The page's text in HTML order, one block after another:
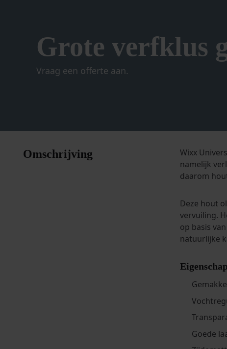
Grote verfklus
Vraag een offerte aan.
Omschrijving
Wixx
namelijk
daarom
Deze hout
vervuiling.
op basis
natuurlijke
Goede